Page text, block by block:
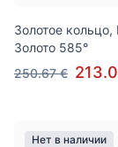
Золотое кольцо,
Золото 585°
250.67 €
Нет в наличии